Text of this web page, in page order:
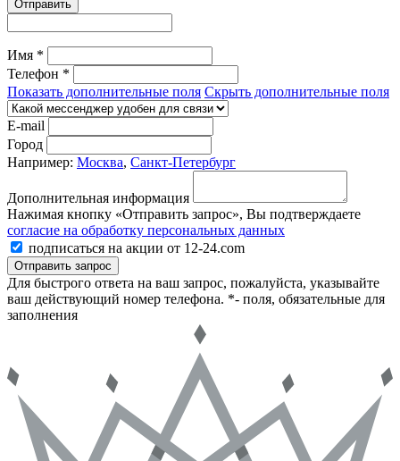
Отправить
Имя *
Телефон *
Показать дополнительные поля Скрыть дополнительные поля
E-mail
Город
Например: Москва, Санкт-Петербург
Дополнительная информация
Нажимая кнопку «Отправить запрос», Вы подтверждаете
согласие на обработку персональных данных
подписаться на акции от 12-24.com
Отправить запрос
Для быстрого ответа на ваш запрос, пожалуйста, указывайте
ваш действующий номер телефона. *- поля, обязательные для
заполнения